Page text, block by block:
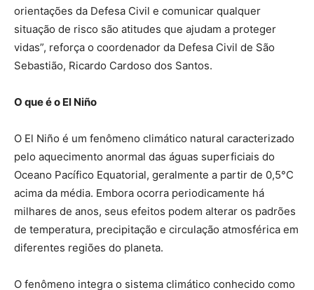
orientações da Defesa Civil e comunicar qualquer
situação de risco são atitudes que ajudam a proteger
vidas”, reforça o coordenador da Defesa Civil de São
Sebastião, Ricardo Cardoso dos Santos.
O que é o El Niño
O El Niño é um fenômeno climático natural caracterizado
pelo aquecimento anormal das águas superficiais do
Oceano Pacífico Equatorial, geralmente a partir de 0,5°C
acima da média. Embora ocorra periodicamente há
milhares de anos, seus efeitos podem alterar os padrões
de temperatura, precipitação e circulação atmosférica em
diferentes regiões do planeta.
O fenômeno integra o sistema climático conhecido como